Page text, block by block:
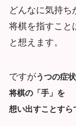
どんなに気持ち
将棋を指すこと
と想えます。
ですがうつの症
将棋の「手」を
想い出すことすら